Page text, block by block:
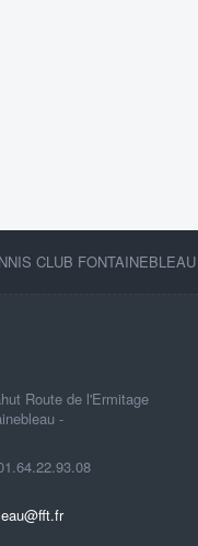
CLUB
Route de l'Ermitage
-